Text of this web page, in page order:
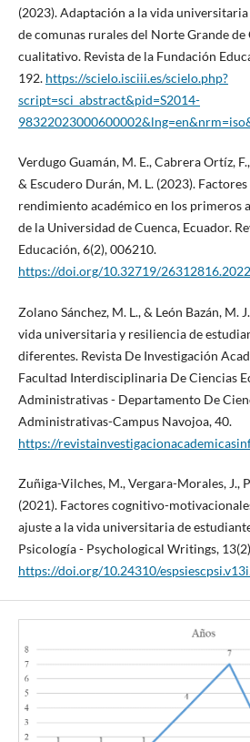
(2023). Adaptación a la vida
de comunas rurales del Norte Grande
cualitativo. Revista de la Fundación
192. https://scielo.isciii.es/scielo.php?
script=sci_abstract&pid=S2014-
Verdugo Guamán, M. E., Cabrera Ortíz,
& Escudero Durán, M. L. (2023).
rendimiento académico en los primeros
de la Universidad de Cuenca, Ecuador.
Educación, 6(2), 006210.
https://doi.org/10.32719/
Zolano Sánchez, M. L., & León Bazán, M.
vida universitaria y resiliencia de
diferentes. Revista De Investigación
Facultad Interdisciplinaria De Ciencias
Administrativas - Departamento De
Administrativas-Campus Navojoa, 40.
https://
Zuñiga-Vilches, M., Vergara-Morales, J.,
(2021). Factores cognitivo-
ajuste a la vida universitaria de
Psicología - Psychological Writings,
https://doi.org/10.24310/